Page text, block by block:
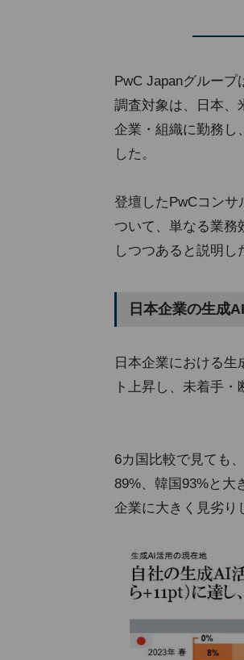
PwC Japanグループ
調査対象は、日本、
企業・組織に勤務し
した。
登壇したPwCコン
ついて、単なる業務
しつつあると説明し
日本企業の生成
日本企業における
ト上昇し、未着手・
6カ国比較で見ても
89%、韓国93%と大
企業に大きく見劣り